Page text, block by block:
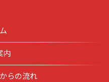
内
らの流れ